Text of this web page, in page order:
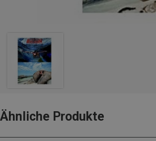
Ähnliche Produkte